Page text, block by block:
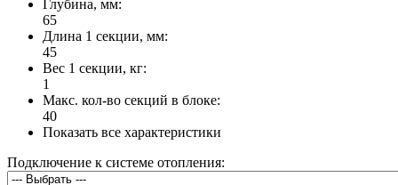
Глубина, мм:
65
Длина 1 секции, мм:
45
Вес 1 секции, кг:
1
Макс. кол-во секций в блоке:
40
Показать все характеристики
Подключение к системе отопления: